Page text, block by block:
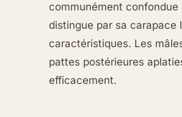
communément
distingue par sa carapace
caractéristiques. Les
pattes postérieures
efficacement.